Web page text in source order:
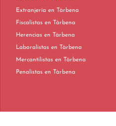
Extranjería en Tàrbena
Fiscalistas en Tàrbena
Herencias en Tàrbena
Laboralistas en Tàrbena
Mercantilistas en Tàrbena
Penalistas en Tàrbena